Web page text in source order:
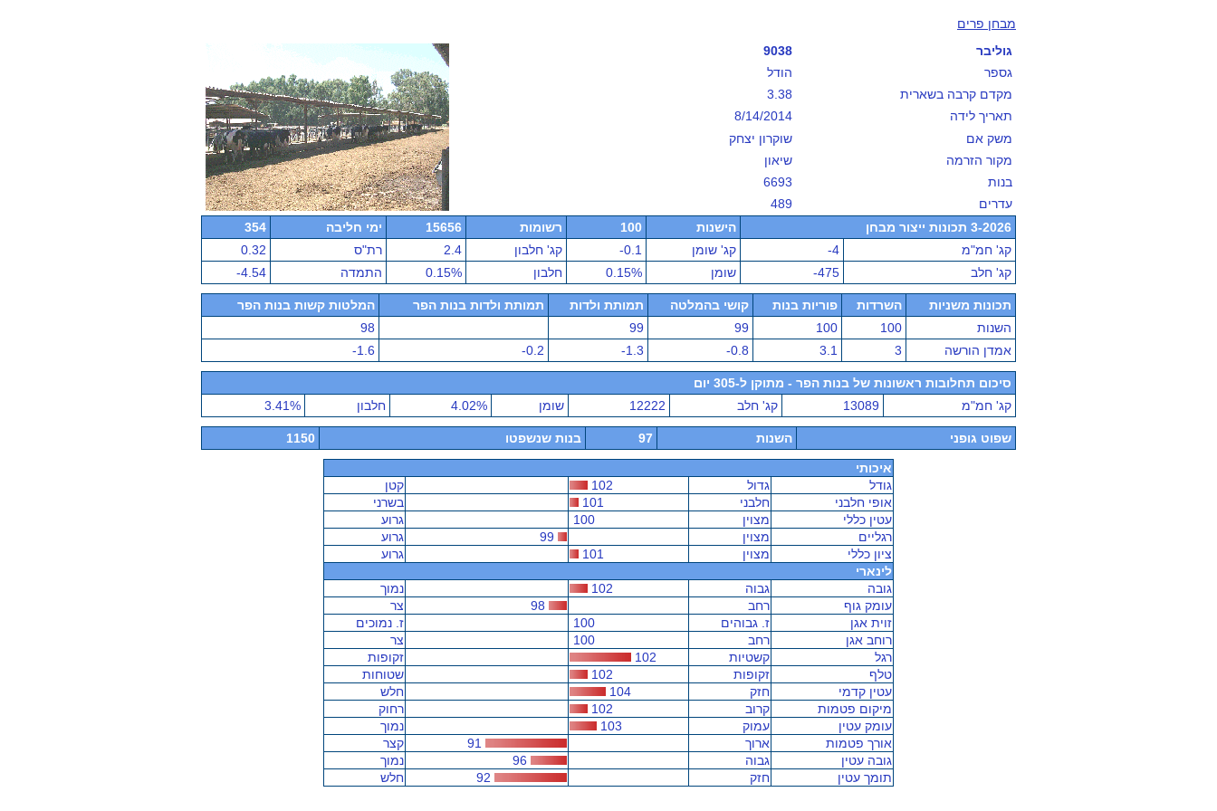
מבחן פרים
גוליבר
9038
גספר
הודל
מקדם קרבה בשארית
3.38
תאריך לידה
8/14/2014
משק אם
שוקרון יצחק
מקור הזרמה
שיאון
בנות
6693
עדרים
489
3-2026 תכונות ייצור מבחן
הישנות 100 רשומות 15656 ימי חליבה
354
קג' חמ"מ
-4 קג' שומן -0.1 קג' חלבון 2.4 רת"ס
0.32
קג' חלב
-475 שומן 0.15% חלבון 0.15% התמדה -4.54
תכונות משניות השרדות פוריות בנות קושי בהמלטה תמותת ולדות תמותת ולדות בנות הפר
המלטות קשות בנות הפר
השנות
100
100
99
99
98
אמדן הורשה
3
3.1
-0.8
-1.3
-0.2
-1.6
סיכום תחלובות ראשונות של בנות הפר - מתוקן ל-305 יום
קג' חמ"מ
13089 קג' חלב 12222 שומן 4.02% חלבון 3.41%
שפוט גופני השנות 97 בנות שנשפטו 1150
איכותי
גודל
גדול 102
קטן
אופי חלבני
חלבני 101
בשרני
עטין כללי
מצוין 100
גרוע
רגליים
מצוין
גרוע
ציון כללי
מצוין 101
גרוע
לינארי
גובה
גבוה 102
נמוך
עומק גוף
רחב
צר
זוית אגן
ז. גבוהים 100
ז. נמוכים
רוחב אגן
רחב 100
צר
רגל
קשטיות 102
זקופות
טלף
זקופות 102
שטוחות
עטין קדמי
חזק 104
חלש
מיקום פטמות
קרוב 102
רחוק
עומק עטין
עמוק 103
נמוך
אורך פטמות
ארוך
קצר
גובה עטין
גבוה
נמוך
תומך עטין
חזק חלש